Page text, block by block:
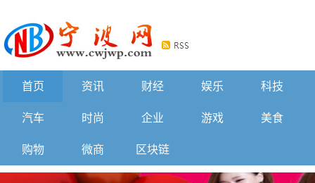
首页 资讯 财经 娱乐 科技
汽车 时尚 企业 游戏 美食
购物 微商 区块链